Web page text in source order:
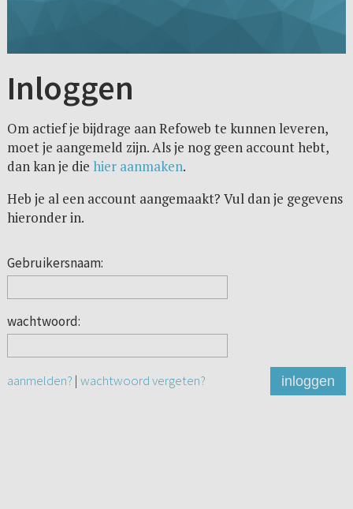
Inloggen
Om actief je bijdrage aan Refoweb te kunnen leveren,
moet je aangemeld zijn. Als je nog geen account hebt,
dan kan je die hier aanmaken.
Heb je al een account aangemaakt? Vul dan je gegevens
hieronder in.
Gebruikersnaam:
wachtwoord:
aanmelden? | wachtwoord vergeten? inloggen